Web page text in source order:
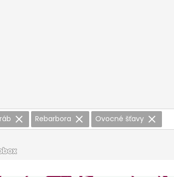
Rebarbora Ovocné šťavy